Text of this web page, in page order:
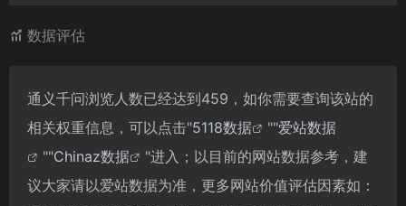
数据评估
通义千问浏览人数已经达到459，如你需要查询该站的
相关权重信息，可以点击"5118数据 ""爱站数据
""Chinaz数据
"进入；以目前的网站数据参考，建
议大家请以爱站数据为准，更多网站价值评估因素如：